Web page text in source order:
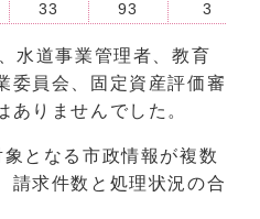
33 93 3
水道事業管理者、教育
委員会、固定資産評価審
ありませんでした。
となる市政情報が複数
請求件数と処理状況の合